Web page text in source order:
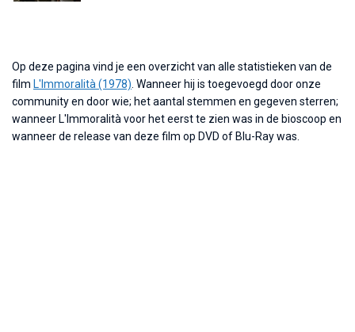
Op deze pagina vind je een overzicht van alle statistieken van de
film L'Immoralità (1978) . Wanneer hij is toegevoegd door onze
community en door wie; het aantal stemmen en gegeven sterren;
wanneer L'Immoralità voor het eerst te zien was in de bioscoop en
wanneer de release van deze film op DVD of Blu-Ray was.